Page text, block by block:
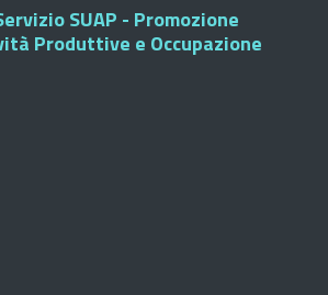
SUAP - Promozione
Produttive e Occupazione